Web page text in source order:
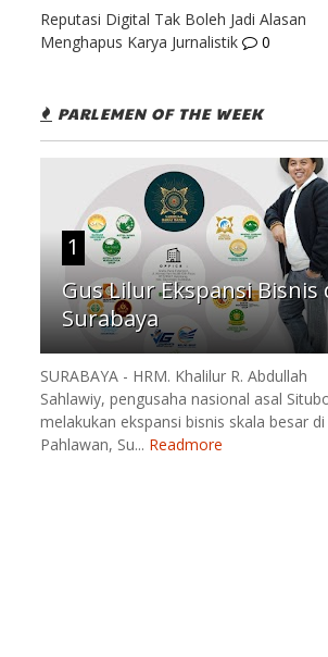
Reputasi Digital Tak Boleh Jadi Alasan
Menghapus Karya Jurnalistik
0
PARLEMEN OF THE WEEK
1
Gus Lilur Ekspansi Bisnis
Surabaya
SURABAYA - HRM. Khalilur R. Abdullah
Sahlawiy, pengusaha nasional asal
melakukan ekspansi bisnis skala besar
Pahlawan, Su... Readmore